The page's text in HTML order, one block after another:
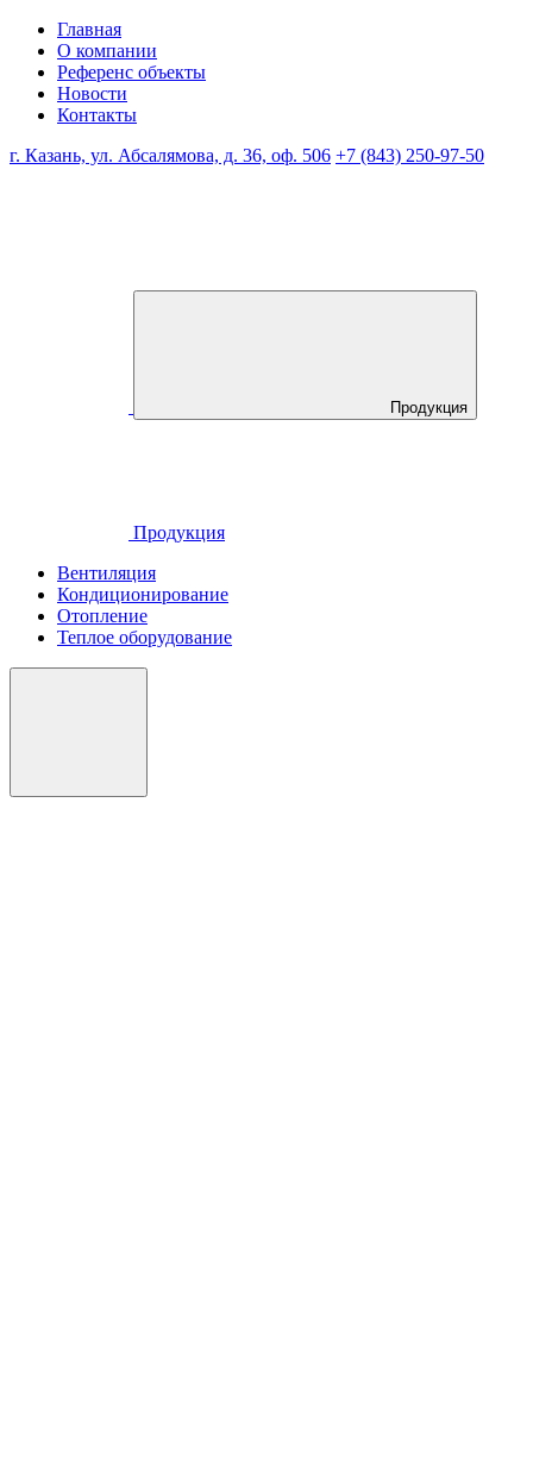
Главная
О компании
Референс объекты
Новости
Контакты
г. Казань, ул. Абсалямова, д. 36, оф. 506 +7 (843) 250-97-50
Продукция
Продукция
Вентиляция
Кондиционирование
Отопление
Теплое оборудование